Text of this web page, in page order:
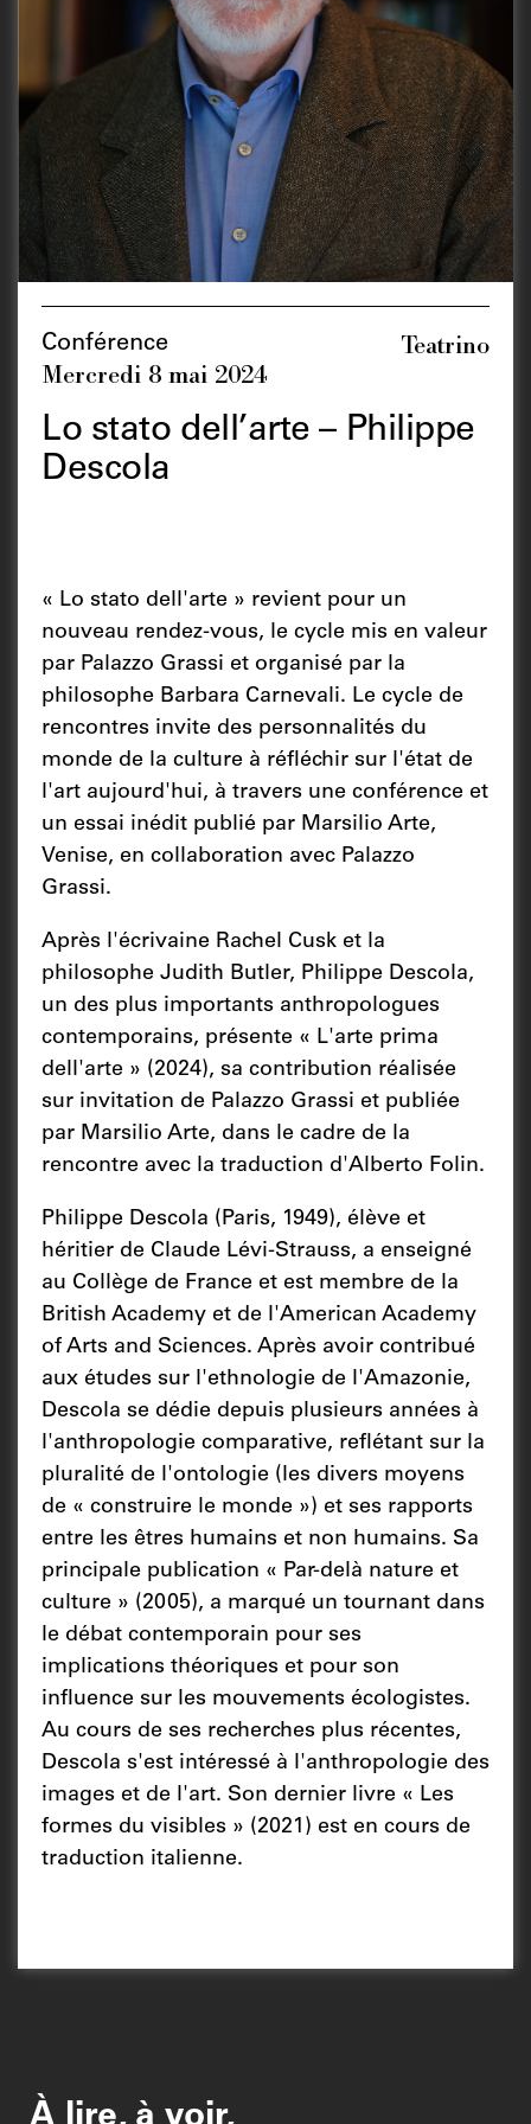
Conférence
Mercredi 8 mai 2024
Teatrino
Lo stato dell’arte – Philippe
Descola
« Lo stato dell'arte » revient pour un
nouveau rendez-vous, le cycle mis en valeur
par Palazzo Grassi et organisé par la
philosophe Barbara Carnevali. Le cycle de
rencontres invite des personnalités du
monde de la culture à réfléchir sur l'état de
l'art aujourd'hui, à travers une conférence et
un essai inédit publié par Marsilio Arte,
Venise, en collaboration avec Palazzo
Grassi.
Après l'écrivaine Rachel Cusk et la
philosophe Judith Butler, Philippe Descola,
un des plus importants anthropologues
contemporains, présente « L'arte prima
dell'arte » (2024), sa contribution réalisée
sur invitation de Palazzo Grassi et publiée
par Marsilio Arte, dans le cadre de la
rencontre avec la traduction d'Alberto Folin.
Philippe Descola (Paris, 1949), élève et
héritier de Claude Lévi-Strauss, a enseigné
au Collège de France et est membre de la
British Academy et de l'American Academy
of Arts and Sciences. Après avoir contribué
aux études sur l'ethnologie de l'Amazonie,
Descola se dédie depuis plusieurs années à
l'anthropologie comparative, reflétant sur la
pluralité de l'ontologie (les divers moyens
de « construire le monde ») et ses rapports
entre les êtres humains et non humains. Sa
principale publication « Par-delà nature et
culture » (2005), a marqué un tournant dans
le débat contemporain pour ses
implications théoriques et pour son
influence sur les mouvements écologistes.
Au cours de ses recherches plus récentes,
Descola s'est intéressé à l'anthropologie des
images et de l'art. Son dernier livre « Les
formes du visibles » (2021) est en cours de
traduction italienne.